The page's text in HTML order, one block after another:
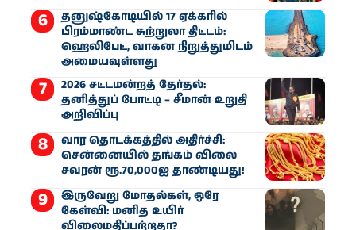
தனுஷ்கோடியில் 17 ஏக்கரில்
பிரம்மாண்ட சுற்றுலா திட்டம்:
ஹெலிபேட், வாகன நிறுத்துமிடம்
அமையவுள்ளது
2026 சட்டமன்றத் தேர்தல்:
தனித்துப் போட்டி – சீமான் உறுதி
அறிவிப்பு
வார தொடக்கத்தில் அதிர்ச்சி:
சென்னையில் தங்கம் விலை
சவரன் ரூ.70,000ஐ தாண்டியது!
இருவேறு மோதல்கள், ஒரே
கேள்வி: மனித உயிர்
விலைமதிப்பற்றதா?